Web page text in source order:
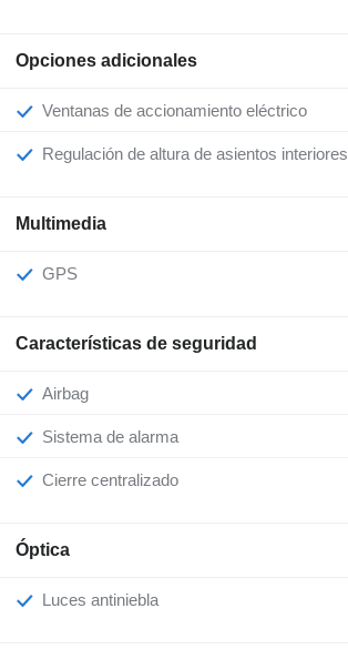
Opciones adicionales
Ventanas de accionamiento eléctrico
Regulación de altura de asientos interiores
Multimedia
GPS
Características de seguridad
Airbag
Sistema de alarma
Cierre centralizado
Óptica
Luces antiniebla